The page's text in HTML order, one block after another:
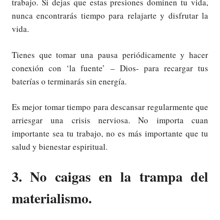
trabajo. Si dejas que estas presiones dominen tu vida,
nunca encontrarás tiempo para relajarte y disfrutar la
vida.
Tienes que tomar una pausa periódicamente y hacer
conexión con ‘la fuente’ – Dios- para recargar tus
baterías o terminarás sin energía.
Es mejor tomar tiempo para descansar regularmente que
arriesgar una crisis nerviosa. No importa cuan
importante sea tu trabajo, no es más importante que tu
salud y bienestar espiritual.
3. No caigas en la trampa del
materialismo.